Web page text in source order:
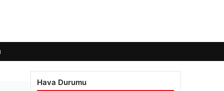
Hava Durumu